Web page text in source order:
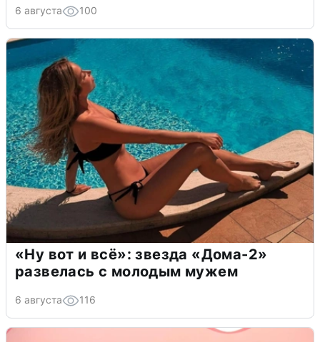
6 августа 100
«Ну вот и всё»: звезда «Дома-2»
развелась с молодым мужем
6 августа 116